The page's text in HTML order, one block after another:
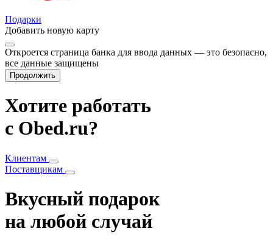
Подарки
Добавить новую карту
Откроется страница банка для ввода данных — это безопасно,
все данные защищены
Продолжить
Хотите работать
с Obed.ru?
Клиентам
Поставщикам
Вкусный подарок
на любой случай